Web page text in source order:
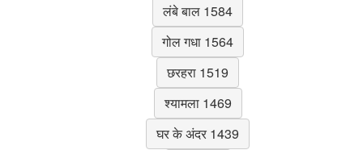
लंबे बाल 1584
गोल गधा 1564
छरहरा 1519
श्यामला 1469
घर के अंदर 1439